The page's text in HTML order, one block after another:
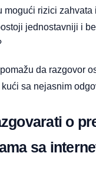
mogući rizici zahvata
jednostavniji i
da razgovor
sa nejasnim
o
sa